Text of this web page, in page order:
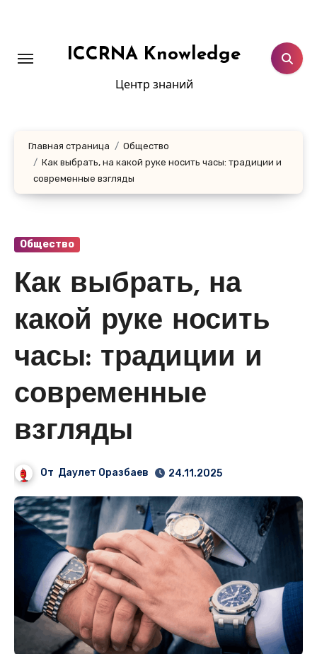
содержаниюICCRNA Knowledge
Центр знаний
Главная страница
Общество
Как выбрать, на какой руке носить часы: традиции и
современные взгляды
Общество
Как выбрать, на
какой руке носить
часы: традиции и
современные
взгляды
От Даулет Оразбаев 24.11.2025